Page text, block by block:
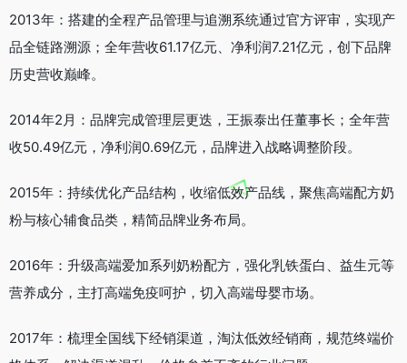
2013年：搭建的全程产品管理与追溯系统通过官方评审，实现产
品全链路溯源；全年营收61.17亿元、净利润7.21亿元，创下品牌
历史营收巅峰。
2014年2月：品牌完成管理层更迭，王振泰出任董事长；全年营
收50.49亿元，净利润0.69亿元，品牌进入战略调整阶段。
2015年：持续优化产品结构，收缩低效产品线，聚焦高端配方奶
粉与核心辅食品类，精简品牌业务布局。
2016年：升级高端爱加系列奶粉配方，强化乳铁蛋白、益生元等
营养成分，主打高端免疫呵护，切入高端母婴市场。
2017年：梳理全国线下经销渠道，淘汰低效经销商，规范终端价